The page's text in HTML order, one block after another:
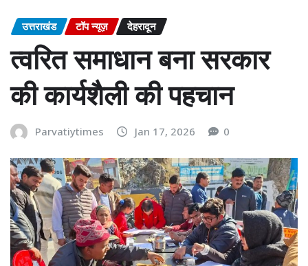
उत्तराखंड टॉप न्यूज़ देहरादून
त्वरित समाधान बना सरकार
की कार्यशैली की पहचान
Parvatiytimes Jan 17, 2026 0